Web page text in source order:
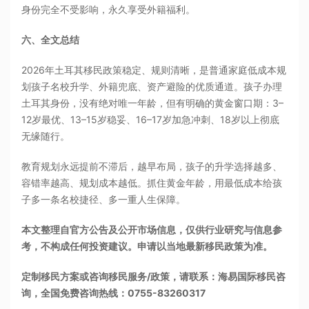
身份完全不受影响，永久享受外籍福利。
六、全文总结
2026年土耳其移民政策稳定、规则清晰，是普通家庭低成本规
划孩子名校升学、外籍兜底、资产避险的优质通道。孩子办理
土耳其身份，没有绝对唯一年龄，但有明确的黄金窗口期：3–
12岁最优、13–15岁稳妥、16–17岁加急冲刺、18岁以上彻底
无缘随行。
教育规划永远提前不滞后，越早布局，孩子的升学选择越多、
容错率越高、规划成本越低。抓住黄金年龄，用最低成本给孩
子多一条名校捷径、多一重人生保障。
本文整理自官方公告及公开市场信息，仅供行业研究与信息参
考，不构成任何投资建议。申请以当地最新移民政策为准。
定制移民方案或咨询移民服务/政策，请联系：海易国际移民咨
询，全国免费咨询热线：0755-83260317